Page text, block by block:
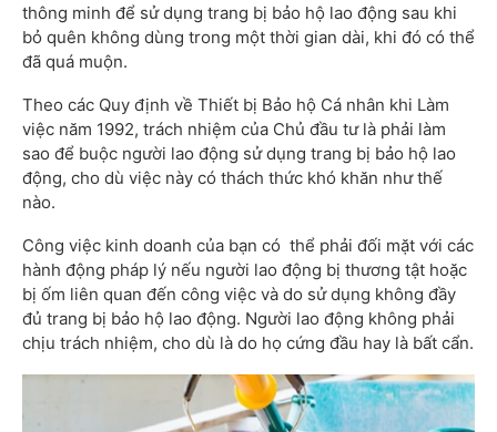
thông minh để sử dụng trang bị bảo hộ lao động sau khi
bỏ quên không dùng trong một thời gian dài, khi đó có thể
đã quá muộn.
Theo các Quy định về Thiết bị Bảo hộ Cá nhân khi Làm
việc năm 1992, trách nhiệm của Chủ đầu tư là phải làm
sao để buộc người lao động sử dụng trang bị bảo hộ lao
động, cho dù việc này có thách thức khó khăn như thế
nào.
Công việc kinh doanh của bạn có thể phải đối mặt với các
hành động pháp lý nếu người lao động bị thương tật hoặc
bị ốm liên quan đến công việc và do sử dụng không đầy
đủ trang bị bảo hộ lao động. Người lao động không phải
chịu trách nhiệm, cho dù là do họ cứng đầu hay là bất cẩn.